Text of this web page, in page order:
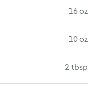
16 oz
10 oz
2 tbsp